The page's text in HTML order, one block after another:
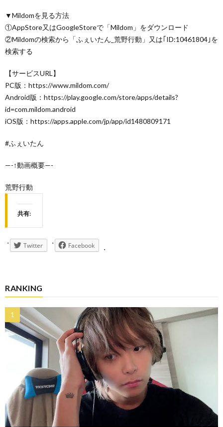
▼Mildomを見る方法
①AppStore又はGoogleStoreで「Mildom」をダウンロード
②Mildomの検索から「ふぇいたん_荒野行動」又は｢ID:10461804｣を
検索する
【サービスURL】
PC版：https://www.mildom.com/
Android版：https://play.google.com/store/apps/details?
id=com.mildom.android
iOS版：https://apps.apple.com/jp/app/id1480809171
#ふぇいたん
—-↑動画概要—-
荒野行動
共有:
Twitter Facebook
RANKING